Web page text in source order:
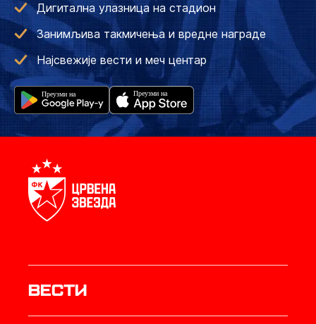
Дигитална улазница на стадион
Занимљива такмичења и вредне награде
Најсвежије вести и меч центар
Вести